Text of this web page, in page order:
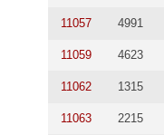
11057 4991
11059 4623
11062 1315
11063 2215